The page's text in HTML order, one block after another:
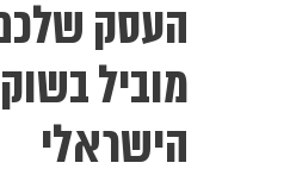
העסק
מוביל בשוק
הישראלי